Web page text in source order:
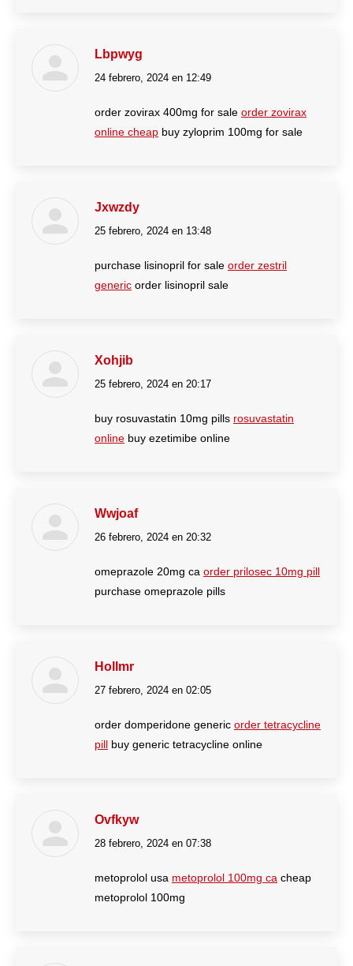
Lbpwyg
dice:
24 febrero, 2024 en 12:49
order zovirax 400mg for sale order zovirax
online cheap buy zyloprim 100mg for sale
Jxwzdy
dice:
25 febrero, 2024 en 13:48
purchase lisinopril for sale order zestril
generic order lisinopril sale
Xohjib
dice:
25 febrero, 2024 en 20:17
buy rosuvastatin 10mg pills rosuvastatin
online buy ezetimibe online
Wwjoaf
dice:
26 febrero, 2024 en 20:32
omeprazole 20mg ca order prilosec 10mg pill
purchase omeprazole pills
Hollmr
dice:
27 febrero, 2024 en 02:05
order domperidone generic order tetracycline
pill buy generic tetracycline online
Ovfkyw
dice:
28 febrero, 2024 en 07:38
metoprolol usa metoprolol 100mg ca cheap
metoprolol 100mg